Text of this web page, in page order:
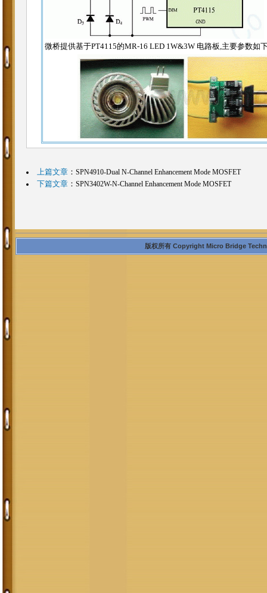
微桥提供基于PT4115的MR-16 LED 1W&3W 电路板,主要参数如
上篇文章： SPN4910-Dual N-Channel Enhancement Mode MOSFET
下篇文章： SPN3402W-N-Channel Enhancement Mode MOSFET
版权所有 Copyright Micro Bridge